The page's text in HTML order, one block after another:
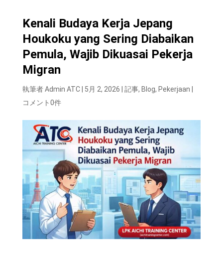
Kenali Budaya Kerja Jepang
Houkoku yang Sering Diabaikan
Pemula, Wajib Dikuasai Pekerja
Migran
執筆者Admin ATC| 5月 2, 2026 記事, Blog, Pekerjaan
コメント0件